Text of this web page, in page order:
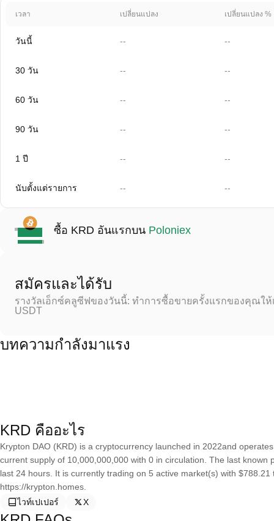
เวลา เปลี่ยนแปลง เปลี่ยนแปลง %
วันนี้ -- --
30 วัน -- --
60 วัน -- --
90 วัน -- --
1 ปี -- --
นับตั้งแต่รายการ -- --
ซื้อ KRD อันแรกบน Poloniex
สมัครและได้รับ
รางวัลเอ็กซ์คลูซีฟของวันนี้: ทำการซื้อขายครั้งแรกของคุณใ
USDT
บทความกำลังมาแรง
KRD คืออะไร
Krypton DAO (KRD) is a cryptocurrency launched in 2022and
current supply of 10,000,000,000 with 0 in circulation. The last
last 24 hours. It is currently trading on 5 active market(s) with
https://krypton.homes.
ไวท์เปเปอร์
X